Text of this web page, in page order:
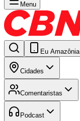
Menu
Eu Amazônia
Cidades
Comentaristas
Podcast